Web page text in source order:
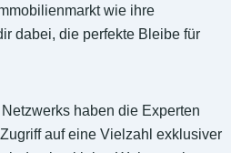
wie ihre
dabei, die perfekte Bleibe für
haben die Experten
auf eine Vielzahl exklusiver